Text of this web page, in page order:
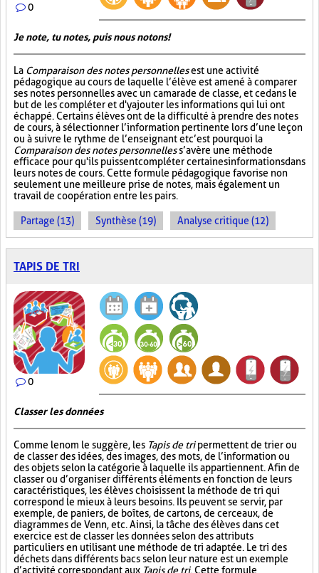
0
Je note, tu notes, puis nous notons!
La Comparaison des notes personnellesest une activité
pédagogique au cours de laquelle l’élève est amené à comparer
ses notes personnelles avec un camarade de classe, et ce dans le
but de les compléter et d'y ajouter les informations qui lui ont
échappé. Certains élèves ont de la difficulté à prendre des notes
de cours, à sélectionner l’information pertinente lors d’une leçon
ou à suivre le rythme de l’enseignant et c’est pourquoi la
Comparaison des notes personnelless’avère une méthode
efficace pour qu'ils puissent compléter certaines informations dans
leurs notes de cours. Cette formule pédagogique favorise non
seulement une meilleure prise de notes, mais également un
travail de coopération entre les pairs.
Partage (13) Synthèse (19) Analyse critique (12)
TAPIS DE TRI
0
Classer les données
Comme le nom le suggère, les Tapis de tripermettent de trier ou
de classer des idées, des images, des mots, de l’information ou
des objets selon la catégorie à laquelle ils appartiennent. Afin de
classer ou d’organiser différents éléments en fonction de leurs
caractéristiques, les élèves choisissent la méthode de tri qui
correspond le mieux à leurs besoins. Ils peuvent se servir, par
exemple, de paniers, de boîtes, de cartons, de cerceaux, de
diagrammes de Venn, etc. Ainsi, la tâche des élèves dans cet
exercice est de classer les données selon des attributs
particuliers en utilisant une méthode de tri adaptée. Le tri des
déchets dans différents bacs selon leur nature est un exemple
d’activité correspondant aux Tapis de tri. Cette formule